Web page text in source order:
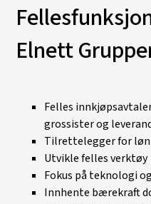
Elnett
Felles
grossister og
Tilrettelegger for
Utvikle felles verktøy
Fokus på teknologi
Innhente bærekraft